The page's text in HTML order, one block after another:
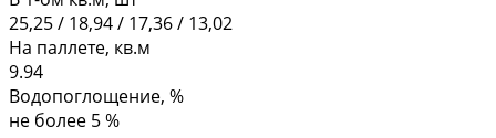
25,25 / 18,94 / 17,36 / 13,02
На паллете, кв.м
9.94
Водопоглощение, %
не более 5 %